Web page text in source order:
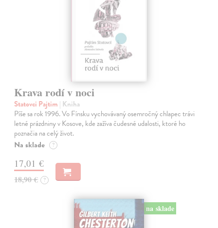
Krava rodí v noci
Statovci Pajtim | Kniha
Píše sa rok 1996. Vo Fínsku vychovávaný osemročný chlapec trávi
letné prázdniny v Kosove, kde zažíva čudesné udalosti, ktoré ho
poznačia na celý život.
Na sklade ?
17,01 €
18,90 € ?
na sklade